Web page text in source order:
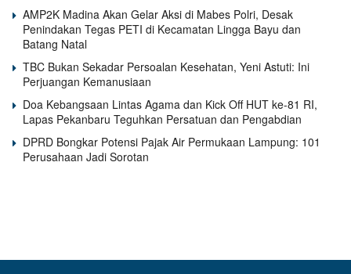
AMP2K Madina Akan Gelar Aksi di Mabes Polri, Desak
Penindakan Tegas PETI di Kecamatan Lingga Bayu dan
Batang Natal
TBC Bukan Sekadar Persoalan Kesehatan, Yeni Astuti: Ini
Perjuangan Kemanusiaan
Doa Kebangsaan Lintas Agama dan Kick Off HUT ke-81 RI,
Lapas Pekanbaru Teguhkan Persatuan dan Pengabdian
DPRD Bongkar Potensi Pajak Air Permukaan Lampung: 101
Perusahaan Jadi Sorotan